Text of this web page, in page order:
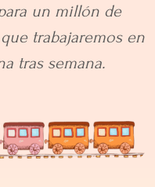
un millón de
trabajaremos en
tras semana.